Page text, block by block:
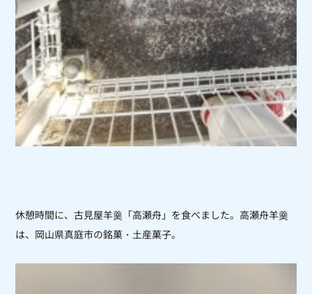
休憩時間に、古見屋羊羹 「高瀬舟」を食べました。 高瀬舟羊羹
は、岡山県真庭市の銘菓・土産菓子。